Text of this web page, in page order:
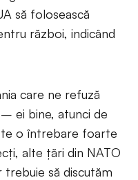
să folosească
război, indicând
care ne refuză
ei bine, atunci de
o întrebare foarte
alte țări din NATO
să discutăm